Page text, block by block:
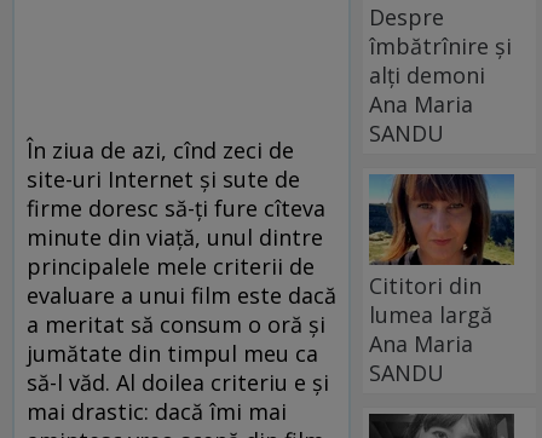
În ziua de azi, cînd zeci de
site-uri Internet şi sute de
firme doresc să-ţi fure cîteva
minute din viaţă, unul dintre
principalele mele criterii de
evaluare a unui film este dacă
a meritat să consum o oră şi
jumătate din timpul meu ca
să-l văd. Al doilea criteriu e şi
mai drastic: dacă îmi mai
Despre
îmbătrînire și
alți demoni
Ana Maria
SANDU
Cititori din
lumea largă
Ana Maria
SANDU